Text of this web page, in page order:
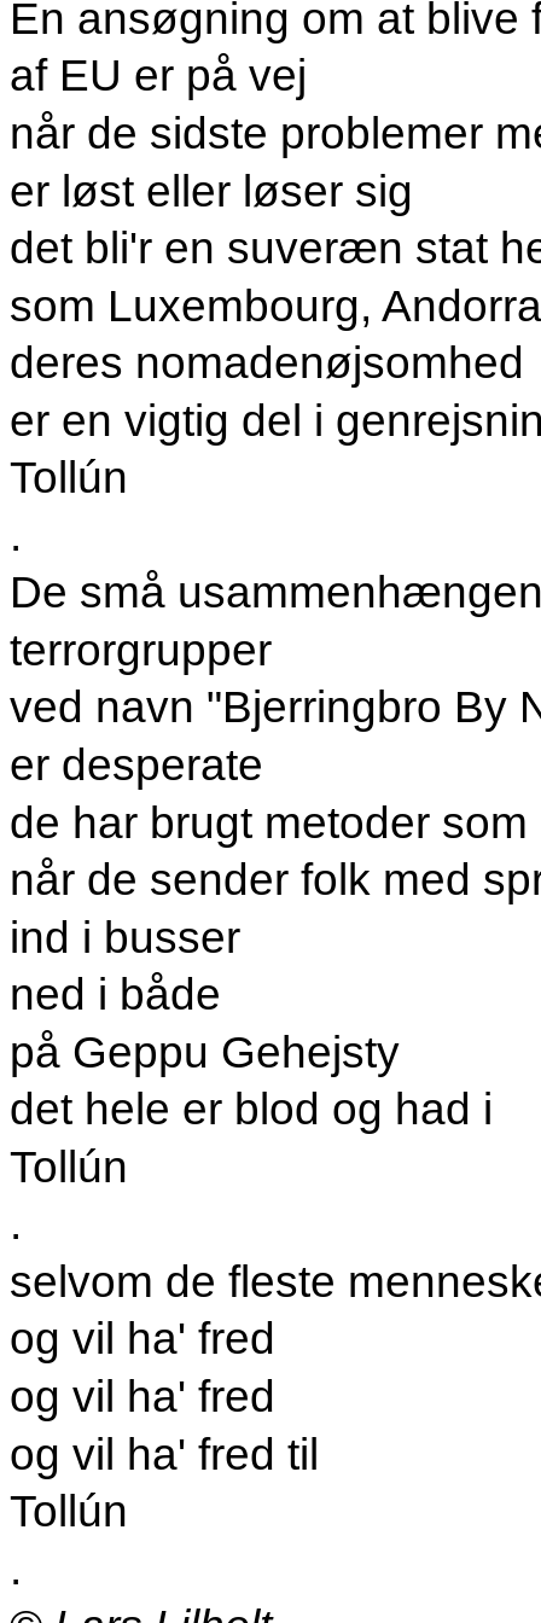
En ansøgning om at blive
af EU er på vej
når de sidste problemer
er løst eller løser sig
det bli'r en suveræn stat
som Luxembourg,
deres nomadenøjsomhed
er en vigtig del i
Tollún
.
De små
terrorgrupper
ved navn "Bjerringbro By
er desperate
de har brugt metoder
når de sender folk med
ind i busser
ned i både
på Geppu Gehejsty
det hele er blod og had i
Tollún
.
selvom de fleste
og vil ha' fred
og vil ha' fred
og vil ha' fred til
Tollún
.